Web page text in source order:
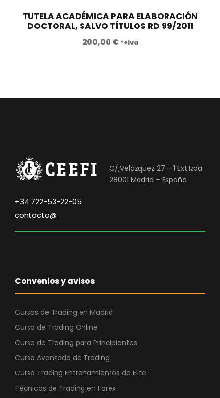
TUTELA ACADÉMICA PARA ELABORACIÓN
DOCTORAL, SALVO TÍTULOS RD 99/2011
200,00 € *+iva
C/,Velázquez 27 – 1 Ext.Izda
28001 Madrid – España
+34 722-53-22-05
contacto@
Convenios y avisos
Cursos de Trading en Madrid
Curso de Trading Online
Curso de Trading para Principiantes
Curso Avanzado de Trading
Curso Trading Entrenamientos de Elite
Técnicas de Trading en Forex